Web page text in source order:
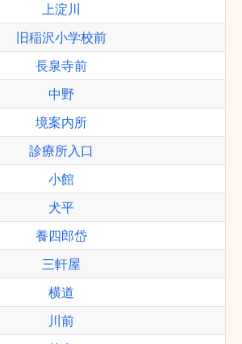
上淀川
旧稲沢小学校前
長泉寺前
中野
境案内所
診療所入口
小館
犬平
養四郎岱
三軒屋
横道
川前